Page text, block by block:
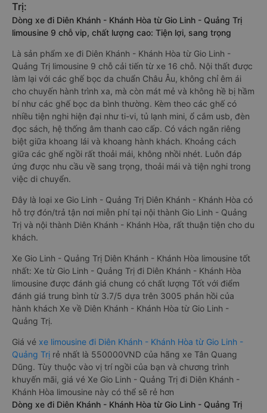
Trị:
Dòng xe đi Diên Khánh - Khánh Hòa từ Gio Linh - Quảng Trị
limousine 9 chỗ vip, chất lượng cao: Tiện lợi, sang trọng
Là sản phẩm xe đi Diên Khánh - Khánh Hòa từ Gio Linh -
Quảng Trị limousine 9 chỗ cải tiến từ xe 16 chỗ. Nội thất được
làm lại với các ghế bọc da chuẩn Châu Âu, không chỉ êm ái
cho chuyến hành trình xa, mà còn mát mẻ và không hề bị hầm
bí như các ghế bọc da bình thường. Kèm theo các ghế có
nhiều tiện nghi hiện đại như ti-vi, tủ lạnh mini, ổ cắm usb, đèn
đọc sách, hệ thống âm thanh cao cấp. Có vách ngăn riêng
biệt giữa khoang lái và khoang hành khách. Khoảng cách
giữa các ghế ngồi rất thoải mái, không nhồi nhét. Luôn đáp
ứng được nhu cầu về sang trọng, thoải mái và tiện nghi trong
việc di chuyển.
Đây là loại xe Gio Linh - Quảng Trị Diên Khánh - Khánh Hòa có
hỗ trợ đón/trả tận nơi miễn phí tại nội thành Gio Linh - Quảng
Trị và nội thành Diên Khánh - Khánh Hòa, rất thuận tiện cho du
khách.
Xe Gio Linh - Quảng Trị Diên Khánh - Khánh Hòa limousine tốt
nhất: Xe từ Gio Linh - Quảng Trị đi Diên Khánh - Khánh Hòa
limousine được đánh giá chung có chất lượng Tốt với điểm
đánh giá trung bình từ 3.7/5 dựa trên 3005 phản hồi của
hành khách Xe về Diên Khánh - Khánh Hòa từ Gio Linh -
Quảng Trị.
Giá vé xe limousine đi Diên Khánh - Khánh Hòa từ Gio Linh -
Quảng Trị rẻ nhất là 550000VND của hãng xe Tân Quang
Dũng. Tùy thuộc vào vị trí ngồi của bạn và chương trình
khuyến mãi, giá vé Xe Gio Linh - Quảng Trị đi Diên Khánh -
Khánh Hòa limousine này có thể sẽ rẻ hơn
Dòng xe đi Diên Khánh - Khánh Hòa từ Gio Linh - Quảng Trị